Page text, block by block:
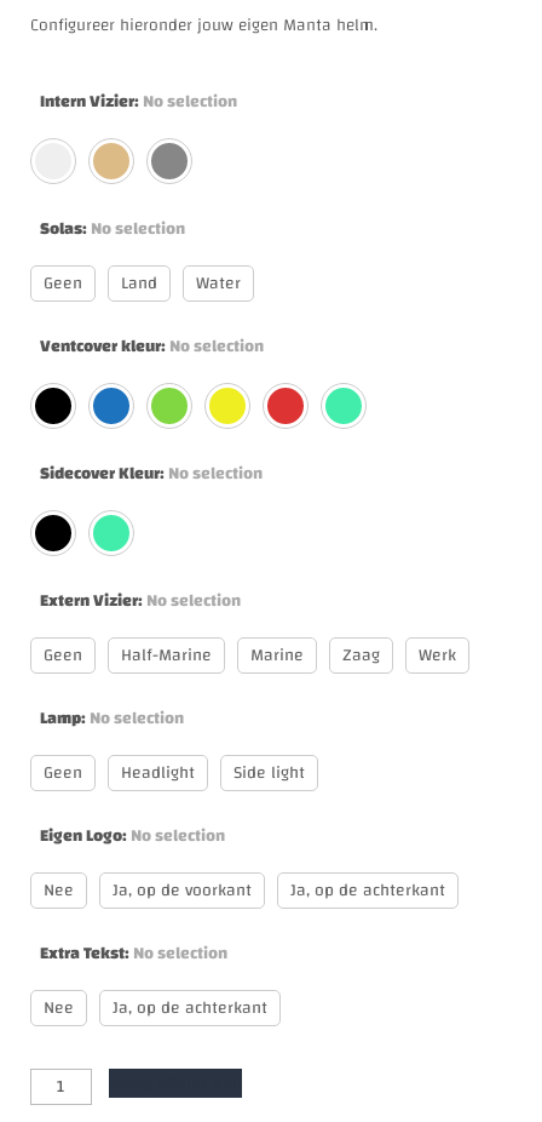
Configureer hieronder jouw eigen Manta helm.
Intern Vizier:No selection
Solas:No selection
Geen
Land
Water
Ventcover kleur:No selection
Sidecover Kleur:No selection
Extern Vizier:No selection
Geen
Half-Marine Marine Zaag
Werk
Lamp:No selection
Geen
Headlight
Side light
Eigen Logo:No selection
Nee
Ja, op de voorkant
Ja, op de achterkant
Extra Tekst:No selection
Nee
Ja, op de achterkant